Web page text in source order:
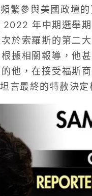
繁參與美國政壇
2022 年中期選舉
於索羅斯的第二
據相關報導，他
他，在接受福斯
言最終的特赦決定